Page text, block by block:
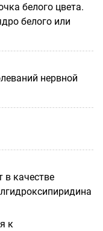
белого цвета.
белого или
нервной
качестве
к